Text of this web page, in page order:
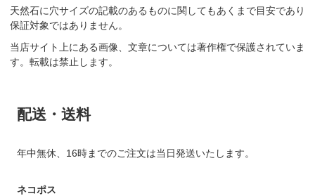
天然石に穴サイズの記載のあるものに関してもあくまで目安であり
保証対象ではありません。
当店サイト上にある画像、文章については著作権で保護されていま
す。転載は禁止します。
配送・送料
年中無休、16時までのご注文は当日発送いたします。
ネコポス